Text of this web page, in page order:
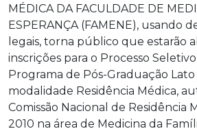
MÉDICA DA FACULDADE DE
ESPERANÇA (FAMENE), usando
legais, torna público que estarão
inscrições para o Processo
Programa de Pós-Graduação Lato
modalidade Residência Médica,
Comissão Nacional de Residência
2010 na área de Medicina da